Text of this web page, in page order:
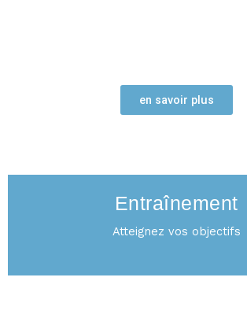
en savoir plus
Entraînement
Atteignez vos objectifs